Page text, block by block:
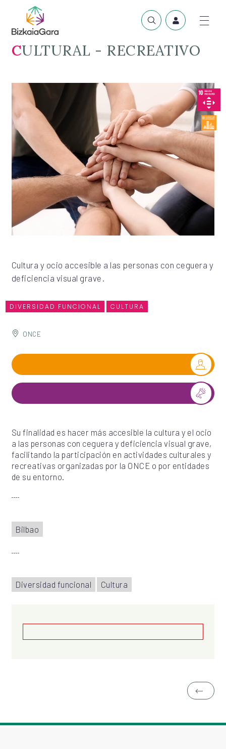
CULTURAL - RECREATIVO
Cultura y ocio accesible a las personas con ceguera y
deficiencia visual grave.
DIVERSIDAD FUNCIONAL CULTURA
ONCE
Su finalidad es hacer más accesible la cultura y el ocio
a las personas con ceguera y deficiencia visual grave,
facilitando la participación en actividades culturales y
recreativas organizadas por la ONCE o por entidades
de su entorno.
Bilbao
Diversidad funcional Cultura